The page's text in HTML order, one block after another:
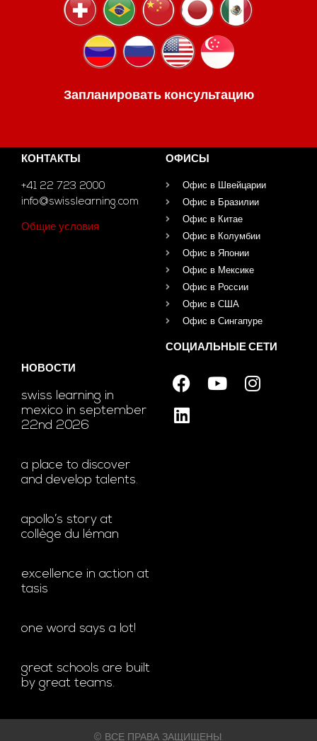
Запланировать консультацию
КОНТАКТЫ
+41 22 723 2000
info@swisslearning.com
Общие условия
ОФИСЫ
Офис в Швейцарии
Офис в Бразилии
Офис в Китае
Офис в Колумбии
Офис в Японии
Офис в Мексике
Офис в России
Офис в США
Офис в Сингапуре
НОВОСТИ
swiss learning in
mexico in september
22nd 2026
a place to discover
and develop talents.
apollo’s story at
collège du léman
excellence in action at
tasis
one word says a lot!
great schools are built
by great teams.
СОЦИАЛЬНЫЕ СЕТИ
© ВСЕ ПРАВА ЗАЩИЩЕНЫ.